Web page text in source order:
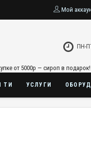
Мой
ПН-
от 5000р — сироп в подарок!
ТИ УСЛУГИ